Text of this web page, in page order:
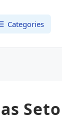
Categories